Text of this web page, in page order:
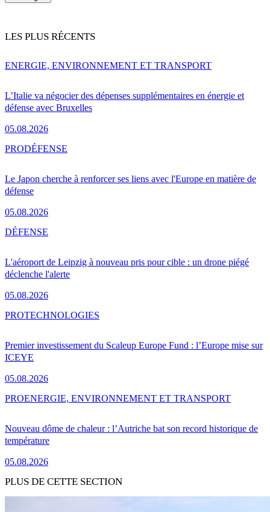
LES PLUS RÉCENTS
L’Italie va négocier des dépenses supplémentaires en énergie et
défense avec Bruxelles
05.08.2026
ENERGIE, ENVIRONNEMENT ET TRANSPORT
Le Japon cherche à renforcer ses liens avec l'Europe en matière de
défense
05.08.2026
PRODÉFENSE
L'aéroport de Leipzig à nouveau pris pour cible : un drone piégé
déclenche l'alerte
05.08.2026
DÉFENSE
Premier investissement du Scaleup Europe Fund : l’Europe mise sur
ICEYE
05.08.2026
PROTECHNOLOGIES
Nouveau dôme de chaleur : l’Autriche bat son record historique de
température
05.08.2026
PROENERGIE, ENVIRONNEMENT ET TRANSPORT
PLUS DE CETTE SECTION